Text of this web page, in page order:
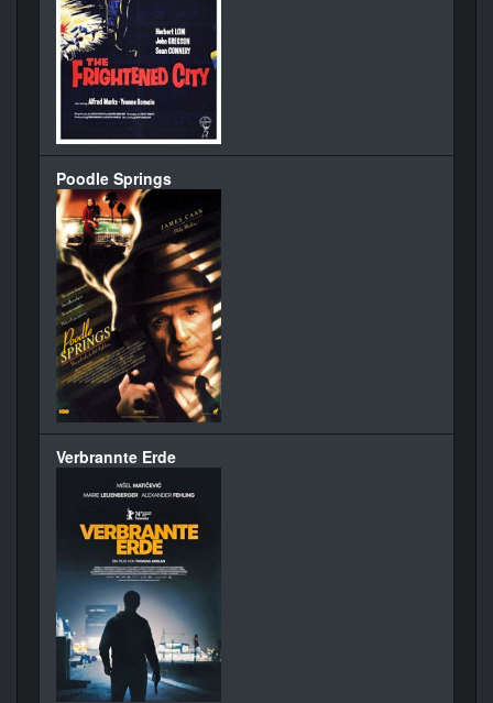
Poodle Springs
Verbrannte Erde